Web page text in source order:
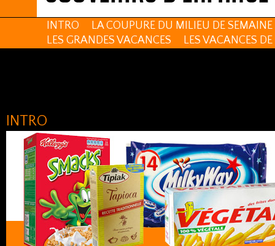
INTRO LA COUPURE DU MILIEU DE
LES GRANDES VACANCES
LES VACANCES
INTRO